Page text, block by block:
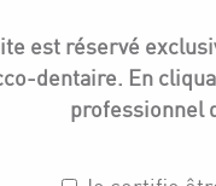
est réservé
dentaire. En
professionnel